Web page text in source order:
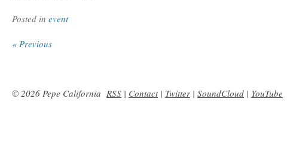
Posted in event
« Previous
© 2026 Pepe California RSS | Contact| Twitter | SoundCloud | YouTube